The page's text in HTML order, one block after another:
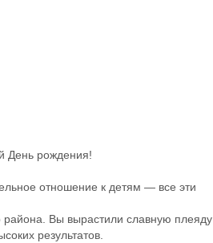
День рождения!
отношение к детям — все эти
Вы вырастили славную плеяду
результатов.